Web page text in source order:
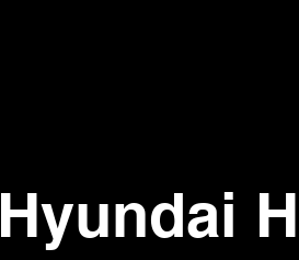
Hyundai